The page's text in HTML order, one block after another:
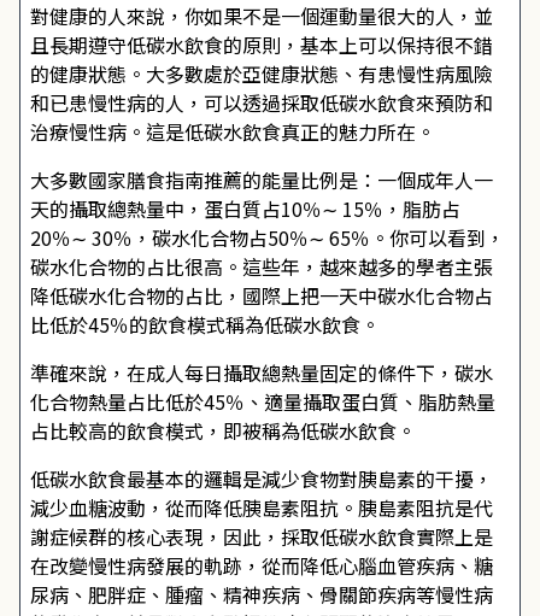
對健康的人來說，你如果不是一個運動量很大的人，並
且長期遵守低碳水飲食的原則，基本上可以保持很不錯
的健康狀態。大多數處於亞健康狀態、有患慢性病風險
和已患慢性病的人，可以透過採取低碳水飲食來預防和
治療慢性病。這是低碳水飲食真正的魅力所在。
大多數國家膳食指南推薦的能量比例是：一個成年人一
天的攝取總熱量中，蛋白質占10％∼ 15％，脂肪占
20％∼ 30％，碳水化合物占50％∼ 65％。你可以看到，
碳水化合物的占比很高。這些年，越來越多的學者主張
降低碳水化合物的占比，國際上把一天中碳水化合物占
比低於45％的飲食模式稱為低碳水飲食。
準確來說，在成人每日攝取總熱量固定的條件下，碳水
化合物熱量占比低於45％、適量攝取蛋白質、脂肪熱量
占比較高的飲食模式，即被稱為低碳水飲食。
低碳水飲食最基本的邏輯是減少食物對胰島素的干擾，
減少血糖波動，從而降低胰島素阻抗。胰島素阻抗是代
謝症候群的核心表現，因此，採取低碳水飲食實際上是
在改變慢性病發展的軌跡，從而降低心腦血管疾病、糖
尿病、肥胖症、腫瘤、精神疾病、骨關節疾病等慢性病